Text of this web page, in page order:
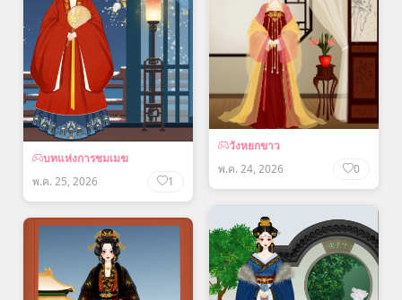
บทแห่งการชมเมฆ
พ.ค. 25, 2026
1
วังหยกขาว
พ.ค. 24, 2026
0